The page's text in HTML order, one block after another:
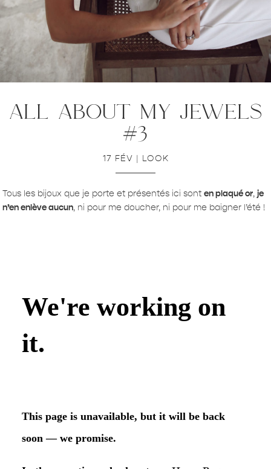
all about my jewels
#3
17 FÉV | LOOK
Tous les bijoux que je porte et présentés ici sonten plaqué or,je
n’en enlève aucun, ni pour me doucher, ni pour me baigner l’été !